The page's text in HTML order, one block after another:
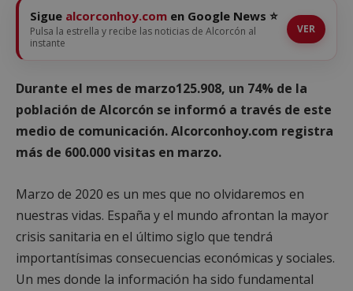
Sigue alcorconhoy.com en Google News ⭐
Pulsa la estrella y recibe las noticias de Alcorcón al
instante
VER
Durante el mes de marzo125.908, un 74% de la
población de Alcorcón se informó a través de este
medio de comunicación. Alcorconhoy.com registra
más de 600.000 visitas en marzo.
Marzo de 2020 es un mes que no olvidaremos en
nuestras vidas. España y el mundo afrontan la mayor
crisis sanitaria en el último siglo que tendrá
importantísimas consecuencias económicas y sociales.
Un mes donde la información ha sido fundamental